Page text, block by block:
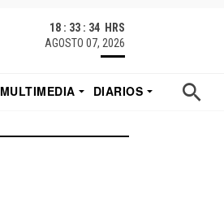
18 : 33 : 35 HRS
AGOSTO 07, 2026
MULTIMEDIA
DIARIOS